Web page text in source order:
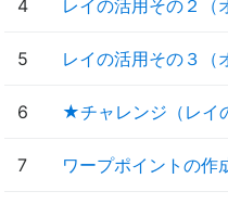
4 レイの活用その２（
5 レイの活用その３（
6 ★チャレンジ（レイ
7 ワープポイントの作